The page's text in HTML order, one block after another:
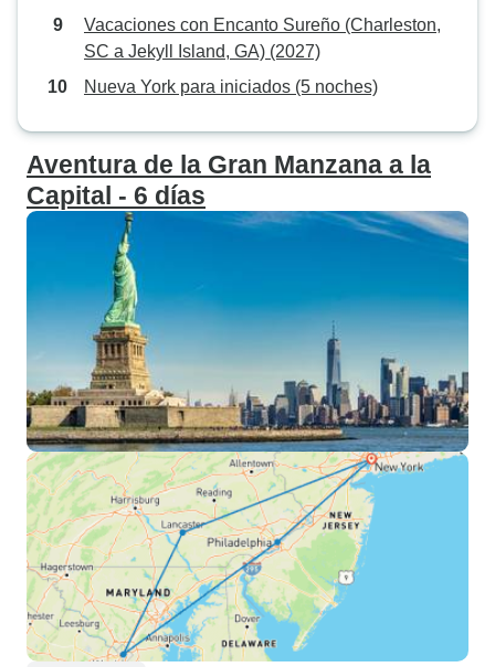
Vacaciones con Encanto Sureño (Charleston,
SC a Jekyll Island, GA) (2027)
Nueva York para iniciados (5 noches)
Aventura de la Gran Manzana a la
Capital - 6 días